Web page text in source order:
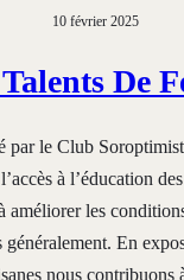
10 février 2025
De
par le Club
à l’éducation
améliorer les
généralement. En
nous contribuons